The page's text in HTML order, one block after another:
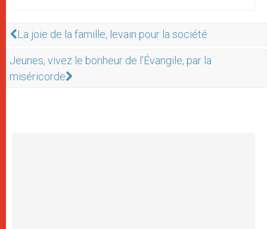
La joie de la famille, levain pour la société
Jeunes, vivez le bonheur de l’Évangile, par la
miséricorde